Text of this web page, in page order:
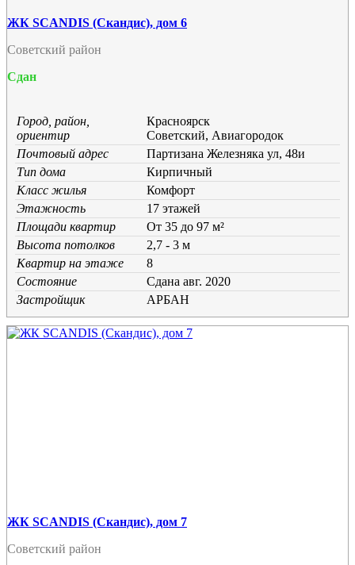
ЖК SCANDIS (Скандис), дом 6
Советский район
Сдан
Город, район,
ориентир
Красноярск
Советский, Авиагородок
Почтовый адрес
Партизана Железняка ул, 48и
Тип дома
Кирпичный
Класс жилья
Комфорт
Этажность
17 этажей
Площади квартир
От 35 до 97 м²
Высота потолков
2,7 - 3 м
Квартир на этаже
8
Состояние
Cдана авг. 2020
Застройщик
АРБАН
ЖК SCANDIS (Скандис), дом 7
Советский район